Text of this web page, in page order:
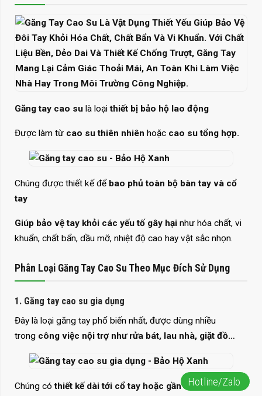
Găng tay cao su là loạithiết bị bảo hộ lao động
Được làm từ cao su thiên nhiên hoặc cao su tổng hợp.
Chúng được thiết kế đểbao phủ toàn bộ bàn tay và cổ
tay
Giúp bảo vệ tay khỏi các yếu tố gây hại như hóa chất, vi
khuẩn, chất bẩn, dầu mỡ, nhiệt độ cao hay vật sắc nhọn.
Phân Loại Găng Tay Cao Su Theo Mục Đích Sử Dụng
1. Găng tay cao su gia dụng
Đây là loại găng tay phổ biến nhất, được dùng nhiều
trong công việc nội trợ như rửa bát, lau nhà, giặt đồ…
Chúng cóthiết kế dài tới cổ tay hoặc gần khuỷu tay, bề
Hotline/Zalo